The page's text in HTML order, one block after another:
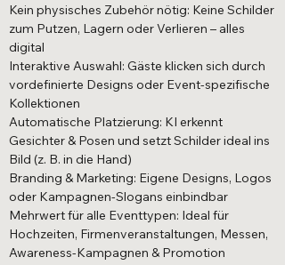
Kein physisches Zubehör nötig: Keine Schilder
zum Putzen, Lagern oder Verlieren – alles
digital
Interaktive Auswahl: Gäste klicken sich durch
vordefinierte Designs oder Event-spezifische
Kollektionen
Automatische Platzierung: KI erkennt
Gesichter & Posen und setzt Schilder ideal ins
Bild (z. B. in die Hand)
Branding & Marketing: Eigene Designs, Logos
oder Kampagnen-Slogans einbindbar
Mehrwert für alle Eventtypen: Ideal für
Hochzeiten, Firmenveranstaltungen, Messen,
Awareness-Kampagnen & Promotion